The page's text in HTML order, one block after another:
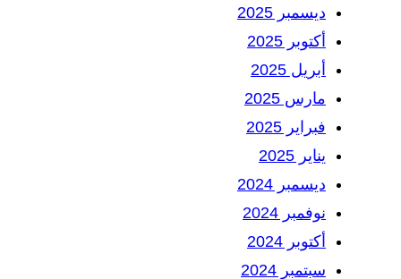
ديسمبر 2025
أكتوبر 2025
أبريل 2025
مارس 2025
فبراير 2025
يناير 2025
ديسمبر 2024
نوفمبر 2024
أكتوبر 2024
سبتمبر 2024